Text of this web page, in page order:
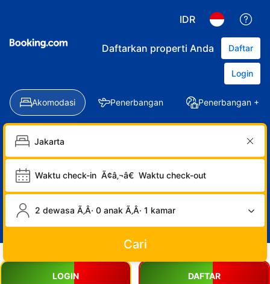
IDR
Daftarkan properti Anda Daftar
Login
Akomodasi Penerbangan Penerbangan +
Waktu check-in Ã¢â‚¬â€ Waktu check-out
2 dewasa Ã‚Â· 0 anak Ã‚Â· 1 kamar
Cari
LOGIN DAFTAR